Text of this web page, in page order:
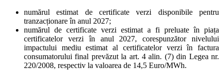
numărul estimat de certificate verzi disponibile pentru
tranzacționare în anul 2027;
numărul de certificate verzi estimat a fi preluate în piața
certificatelor verzi în anul 2027, corespunzător nivelului
impactului mediu estimat al certificatelor verzi în factura
consumatorului final prevăzut la art. 4 alin. (7) din Legea nr.
220/2008, respectiv la valoarea de 14,5 Euro/MWh.